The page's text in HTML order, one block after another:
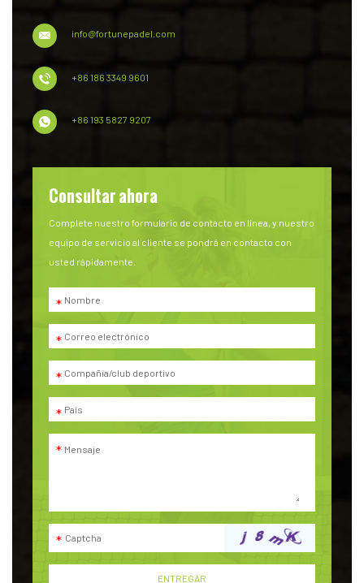
info@fortunepadel.com
+86 186 3349 9601
+86 193 5827 9207
Consultar ahora
Complete nuestro formulario de contacto en línea, y nuestro
equipo de servicio al cliente se pondrá en contacto con
usted rápidamente.